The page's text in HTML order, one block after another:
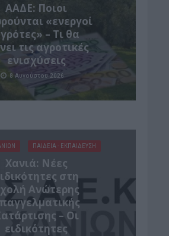
ΑΑΔΕ: Ποιοι
«ενεργοί
– Τι θα
τις αγροτικές
ενισχύσεις
8 Αυγούστου 2026
ΠΑΙΔΕΙΑ - ΕΚΠΑΙΔΕΥΣΗ
Χανιά: Νέες
στη
Ανώτερης
– Οι
ειδικότητες